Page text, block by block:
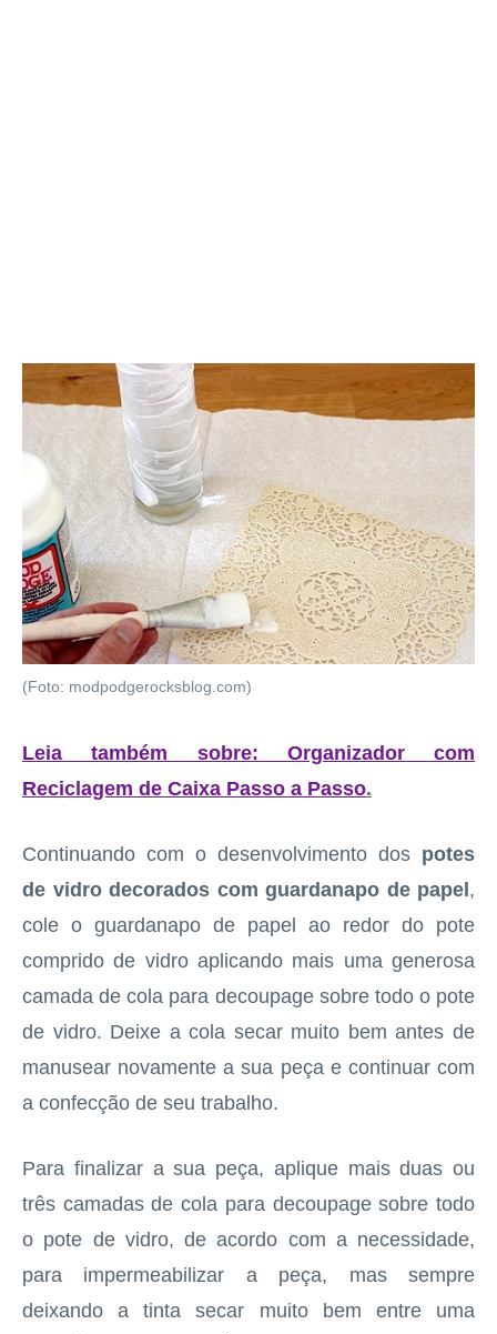
(Foto: modpodgerocksblog.com)
Leia também sobre: Organizador com
Reciclagem de Caixa Passo a Passo.
Continuando com o desenvolvimento dos potes
de vidro decorados com guardanapo de papel ,
cole o guardanapo de papel ao redor do pote
comprido de vidro aplicando mais uma generosa
camada de cola para decoupage sobre todo o pote
de vidro. Deixe a cola secar muito bem antes de
manusear novamente a sua peça e continuar com
a confecção de seu trabalho.
Para finalizar a sua peça, aplique mais duas ou
três camadas de cola para decoupage sobre todo
o pote de vidro, de acordo com a necessidade,
para impermeabilizar a peça, mas sempre
deixando a tinta secar muito bem entre uma